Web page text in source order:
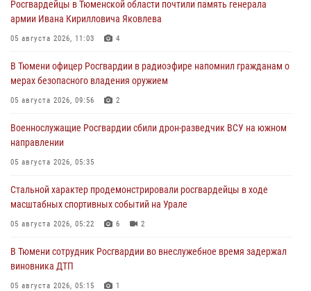
Росгвардейцы в Тюменской области почтили память генерала
армии Ивана Кирилловича Яковлева
05 августа 2026, 11:03 4
В Тюмени офицер Росгвардии в радиоэфире напомнил гражданам о
мерах безопасного владения оружием
05 августа 2026, 09:56 2
Военнослужащие Росгвардии сбили дрон-разведчик ВСУ на южном
направлении
05 августа 2026, 05:35
Стальной характер продемонстрировали росгвардейцы в ходе
масштабных спортивных событий на Урале
05 августа 2026, 05:22 6 2
В Тюмени сотрудник Росгвардии во внеслужебное время задержал
виновника ДТП
05 августа 2026, 05:15 1